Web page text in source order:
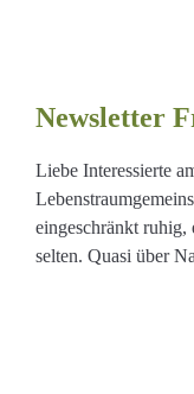
Newsletter
Liebe Interessierte
eingeschränkt
selten. Quasi über